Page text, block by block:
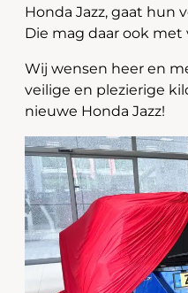
Honda Jazz, gaat hun
Die mag daar ook met
Wij wensen heer en
veilige en plezierige
nieuwe Honda Jazz!